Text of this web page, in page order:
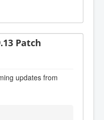
Patch
updates from